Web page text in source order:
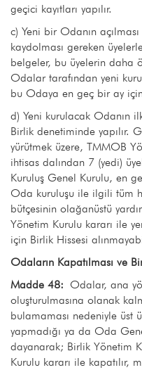
geçici kayıtları yapılır.
c) Yeni bir Odanın
kaydolması gereken
belgeler, bu üyelerin daha
Odalar tarafından yeni
bu Odaya en geç bir ay
d) Yeni kurulacak Odanın
Birlik denetiminde yapılır.
yürütmek üzere, TMMOB
ihtisas dalından 7 (yedi)
Kuruluş Genel Kurulu, en
Oda kuruluşu ile ilgili tüm
bütçesinin olağanüstü
Yönetim Kurulu kararı ile
için Birlik Hissesi
Odaların Kapatılması ve
Madde 48: Odalar, ana
oluşturulmasına olanak
bulamaması nedeniyle üst
yapmadığı ya da Oda
dayanarak; Birlik Yönetim
Kurulu kararı ile kapatılır,